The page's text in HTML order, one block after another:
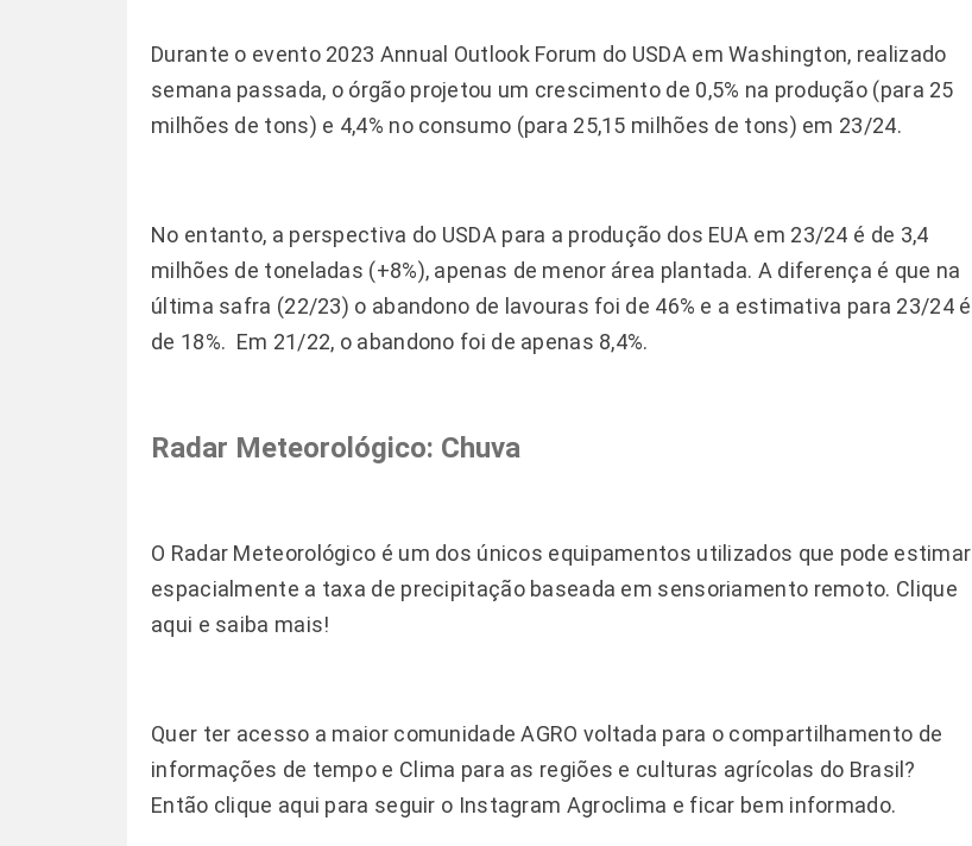
Durante o evento 2023 Annual Outlook Forum do USDA em Washington, realizado
semana passada, o órgão projetou um crescimento de 0,5% na produção (para 25
milhões de tons) e 4,4% no consumo (para 25,15 milhões de tons) em 23/24.
No entanto, a perspectiva do USDA para a produção dos EUA em 23/24 é de 3,4
milhões de toneladas (+8%), apenas de menor área plantada. A diferença é que na
última safra (22/23) o abandono de lavouras foi de 46% e a estimativa para 23/24 é
de 18%. Em 21/22, o abandono foi de apenas 8,4%.
Radar Meteorológico: Chuva
O Radar Meteorológico é um dos únicos equipamentos utilizados que pode estimar
espacialmente a taxa de precipitação baseada em sensoriamento remoto. Clique
aqui e saiba mais!
Quer ter acesso a maior comunidade AGRO voltada para o compartilhamento de
informações de tempo e Clima para as regiões e culturas agrícolas do Brasil?
Então clique aqui para seguir o Instagram Agroclima e ficar bem informado.